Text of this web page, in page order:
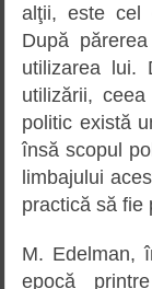
alţii, este cel
După
utilizarea lui.
utilizării,
politic există
însă scopul
limbajului
practică să fie
M. Edelman,
epocă